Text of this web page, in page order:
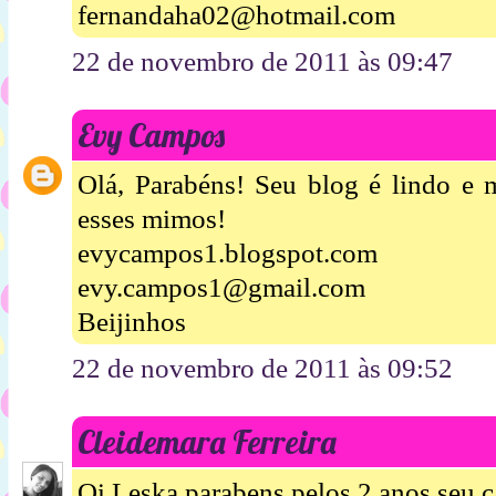
fernandaha02@hotmail.com
22 de novembro de 2011 às 09:47
Evy Campos
Olá, Parabéns! Seu blog é lindo e
esses mimos!
evycampos1.blogspot.com
evy.campos1@gmail.com
Beijinhos
22 de novembro de 2011 às 09:52
Cleidemara Ferreira